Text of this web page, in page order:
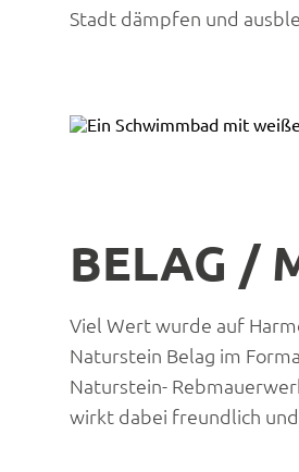
Stadt dämpfen und
BELAG /
Viel Wert wurde auf
Naturstein Belag im
Naturstein-
wirkt dabei freundlich